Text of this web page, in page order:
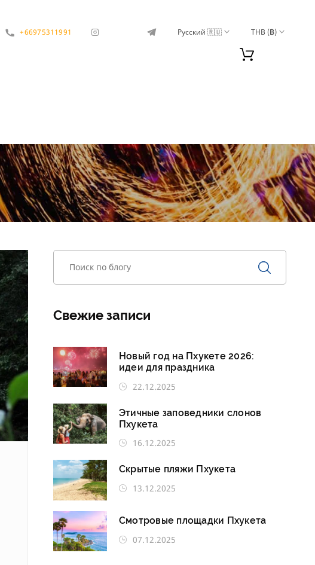
+66975311991 Русский 🇷🇺 THB (฿)
Свежие записи
Новый год на Пхукете 2026:
идеи для праздника
22.12.2025
Этичные заповедники слонов
Пхукета
16.12.2025
Скрытые пляжи Пхукета
13.12.2025
Смотровые площадки Пхукета
07.12.2025